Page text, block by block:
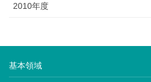
2010年度
基本領域